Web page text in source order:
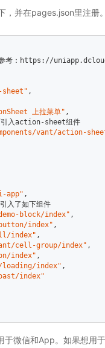
并在pages.json里注册
，参考：https://
,
上拉菜单" ,
入action-sheet组件
vant/action-
app" ,
入了如下组件
block/index" ,
index" ,
index" ,
cell-group/index" ,
index" ,
loading/index" ,
index"
于微信和App。如果想